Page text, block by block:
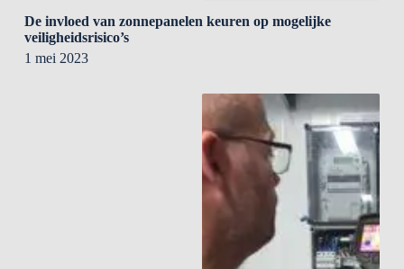
De invloed van zonnepanelen keuren op mogelijke
veiligheidsrisico’s
1 mei 2023